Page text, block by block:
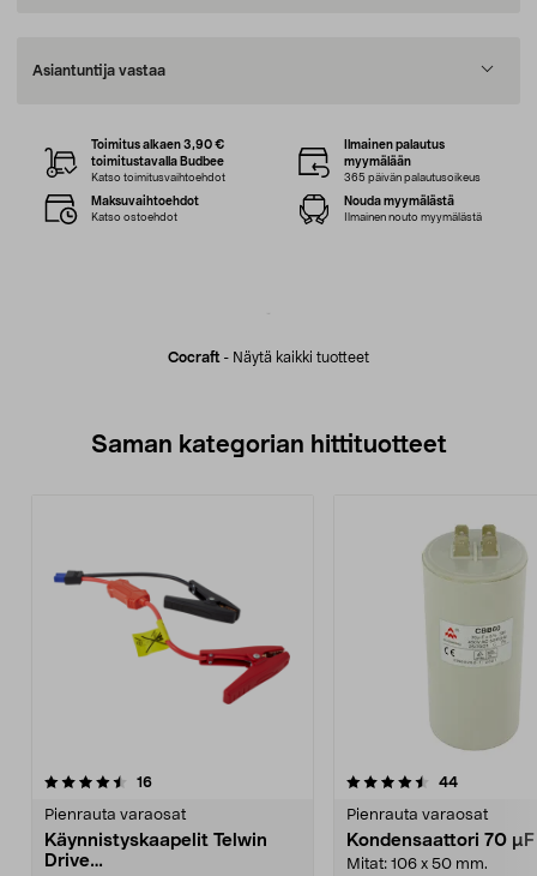
Asiantuntija vastaa
Cocraft - Näytä kaikki tuotteet
Toimitus alkaen 3,90 €
toimitustavalla Budbee
Katso toimitusvaihtoehdot
Ilmainen palautus
myymälään
365 päivän palautusoikeus
Maksuvaihtoehdot
Katso ostoehdot
Nouda myymälästä
Ilmainen nouto myymälästä
Saman kategorian hittituotteet
16arvostelut
Pienrauta varaosat
Käynnistyskaapelit Telwin
Drive
4.5 viidestä
44arvostelut
Pienrauta varaosat
Kondensaattori 70
Mitat: 106 x 50 mm.
4.0 viidestä